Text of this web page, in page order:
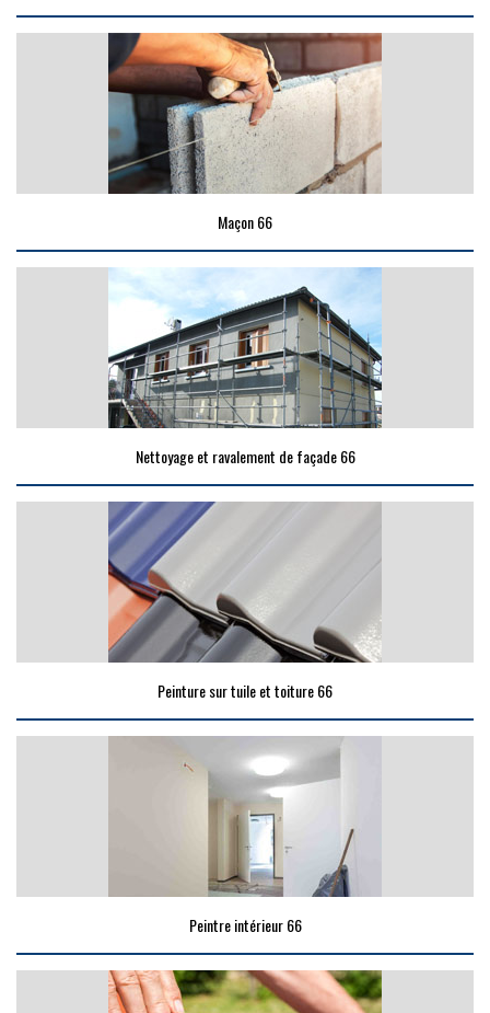
Maçon 66
Nettoyage et ravalement de façade 66
Peinture sur tuile et toiture 66
Peintre intérieur 66